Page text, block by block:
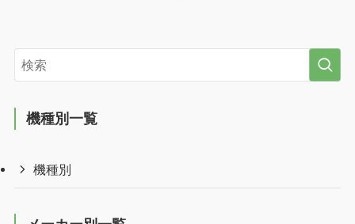
機種別一覧
機種別